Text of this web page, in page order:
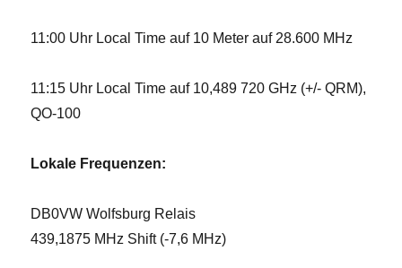
11:00 Uhr Local Time auf 10 Meter auf 28.600 MHz
11:15 Uhr Local Time auf 10,489 720 GHz (+/- QRM),
QO-100
Lokale Frequenzen:
DB0VW Wolfsburg Relais
439,1875 MHz Shift (-7,6 MHz)